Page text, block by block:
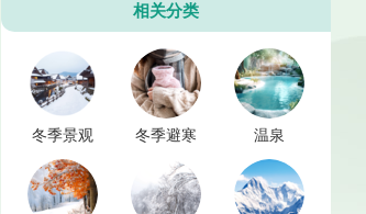
相关分类
冬季景观 冬季避寒 温泉